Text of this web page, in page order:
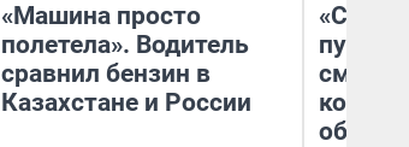
«Машина просто
полетела». Водитель
сравнил бензин в
Казахстане и России